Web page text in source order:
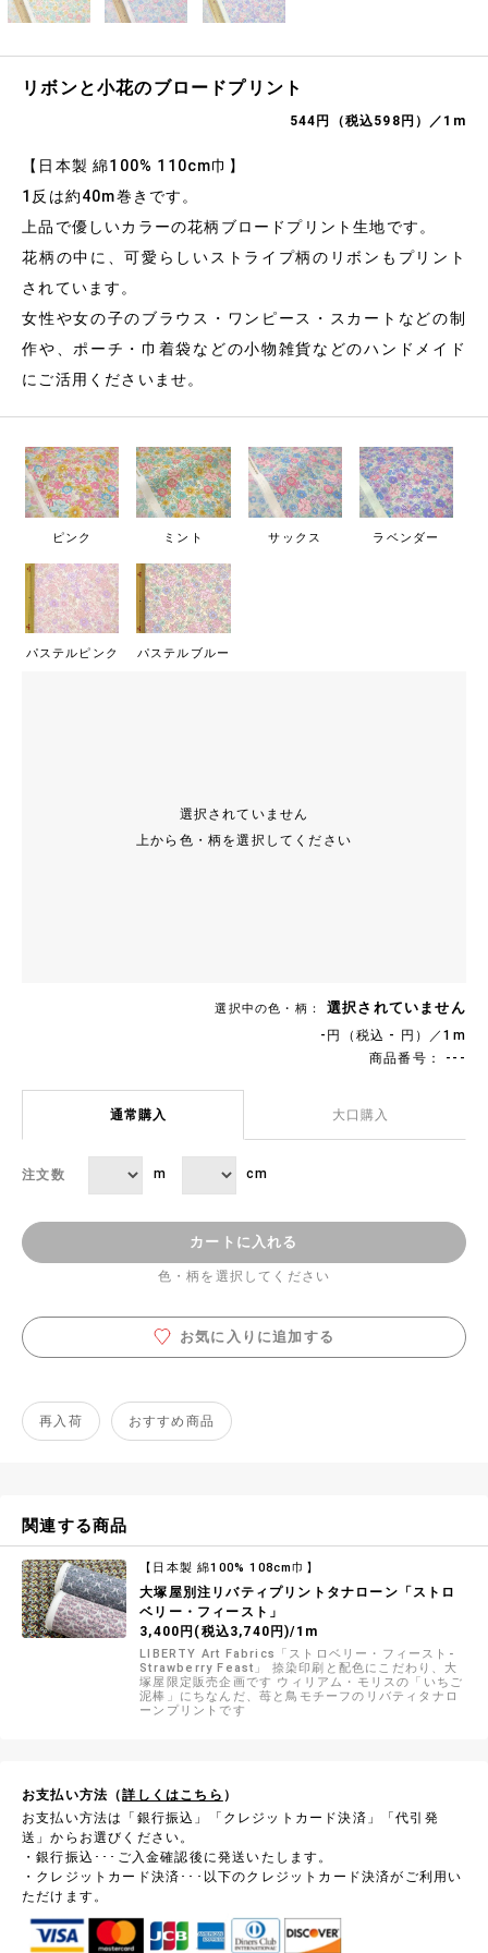
リボンと小花のブロードプリント
544円（税込598円）／1m
【日本製 綿100% 110cm巾】
1反は約40m巻きです。
上品で優しいカラーの花柄ブロードプリント生地です。
花柄の中に、可愛らしいストライプ柄のリボンもプリント
されています。
女性や女の子のブラウス・ワンピース・スカートなどの制
作や、ポーチ・巾着袋などの小物雑貨などのハンドメイド
にご活用くださいませ。
ピンク ミント サックス ラベンダー
パステルピンク パステルブルー
選択されていません
上から色・柄を選択してください
選択中の色・柄： 選択されていません
-円（税込 - 円）／1m
商品番号： ---
通常購入 大口購入
注文数 m cm
カートに入れる
色・柄を選択してください
お気に入りに追加する
再入荷 おすすめ商品
関連する商品
【日本製 綿100% 108cm巾】
大塚屋別注リバティプリントタナローン「ストロ
ベリー・フィースト」
3,400円(税込3,740円)/1m
LIBERTY Art Fabrics「ストロベリー・フィースト-
Strawberry Feast」 捺染印刷と配色にこだわり、大
塚屋限定販売企画です ウィリアム・モリスの「いちご
泥棒」にちなんだ、苺と鳥モチーフのリバティタナロ
ーンプリントです
お支払い方法（詳しくはこちら ）
お支払い方法は「銀行振込」「クレジットカード決済」「代引発
送」からお選びください。
・銀行振込･･･ご入金確認後に発送いたします。
・クレジットカード決済･･･以下のクレジットカード決済がご利用い
ただけます。